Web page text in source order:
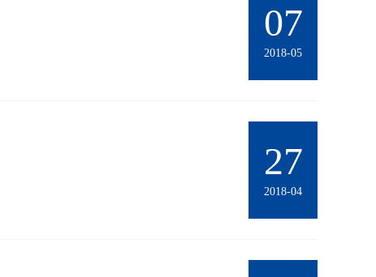
07
2018-05
27
2018-04